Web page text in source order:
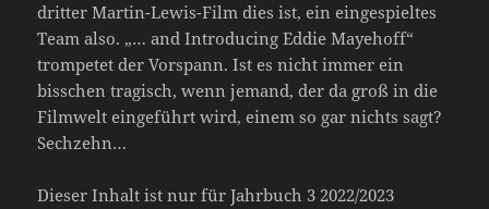
dritter Martin-Lewis-Film dies ist, ein eingespieltes
Team also. „… and Introducing Eddie Mayehoff“
trompetet der Vorspann. Ist es nicht immer ein
bisschen tragisch, wenn jemand, der da groß in die
Filmwelt eingeführt wird, einem so gar nichts sagt?
Sechzehn…
Dieser Inhalt ist nur für Jahrbuch 3 2022/2023